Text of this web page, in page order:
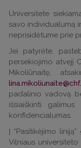
Universitete
savo individualumą
neprisidėtume prie
Jei patyrėte,
persekiojimo atvejį
Mikoliūnaitę,
padalinio vadovą
išsiaiškinti
konfidencialumas.
Į “Pasitikėjimo
Vilniaus